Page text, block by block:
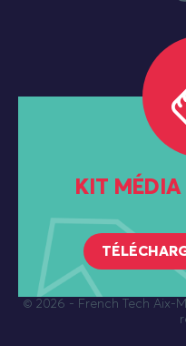
KIT MÉDIA
© 2026 - French Tech Aix-